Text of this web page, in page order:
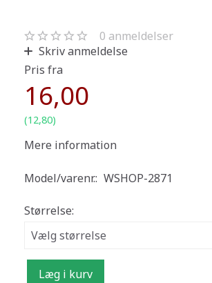
0 anmeldelser
Skriv anmeldelse
Pris fra
16,00
(12,80)
Mere information
Model/varenr.: WSHOP-2871
Størrelse:
Læg i kurv